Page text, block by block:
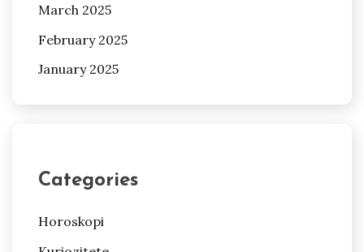
March 2025
February 2025
January 2025
Categories
Horoskopi